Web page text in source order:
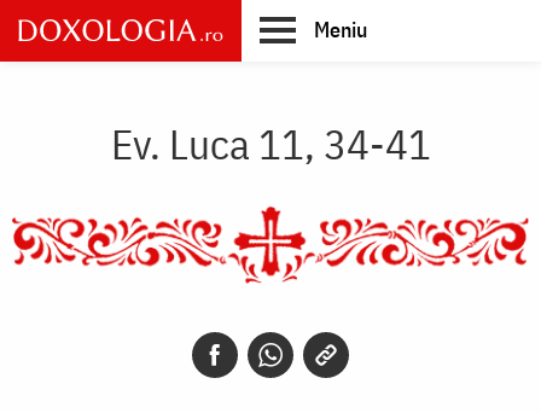
Skip
to
main
Meniu
Ev. Luca 11, 34-41